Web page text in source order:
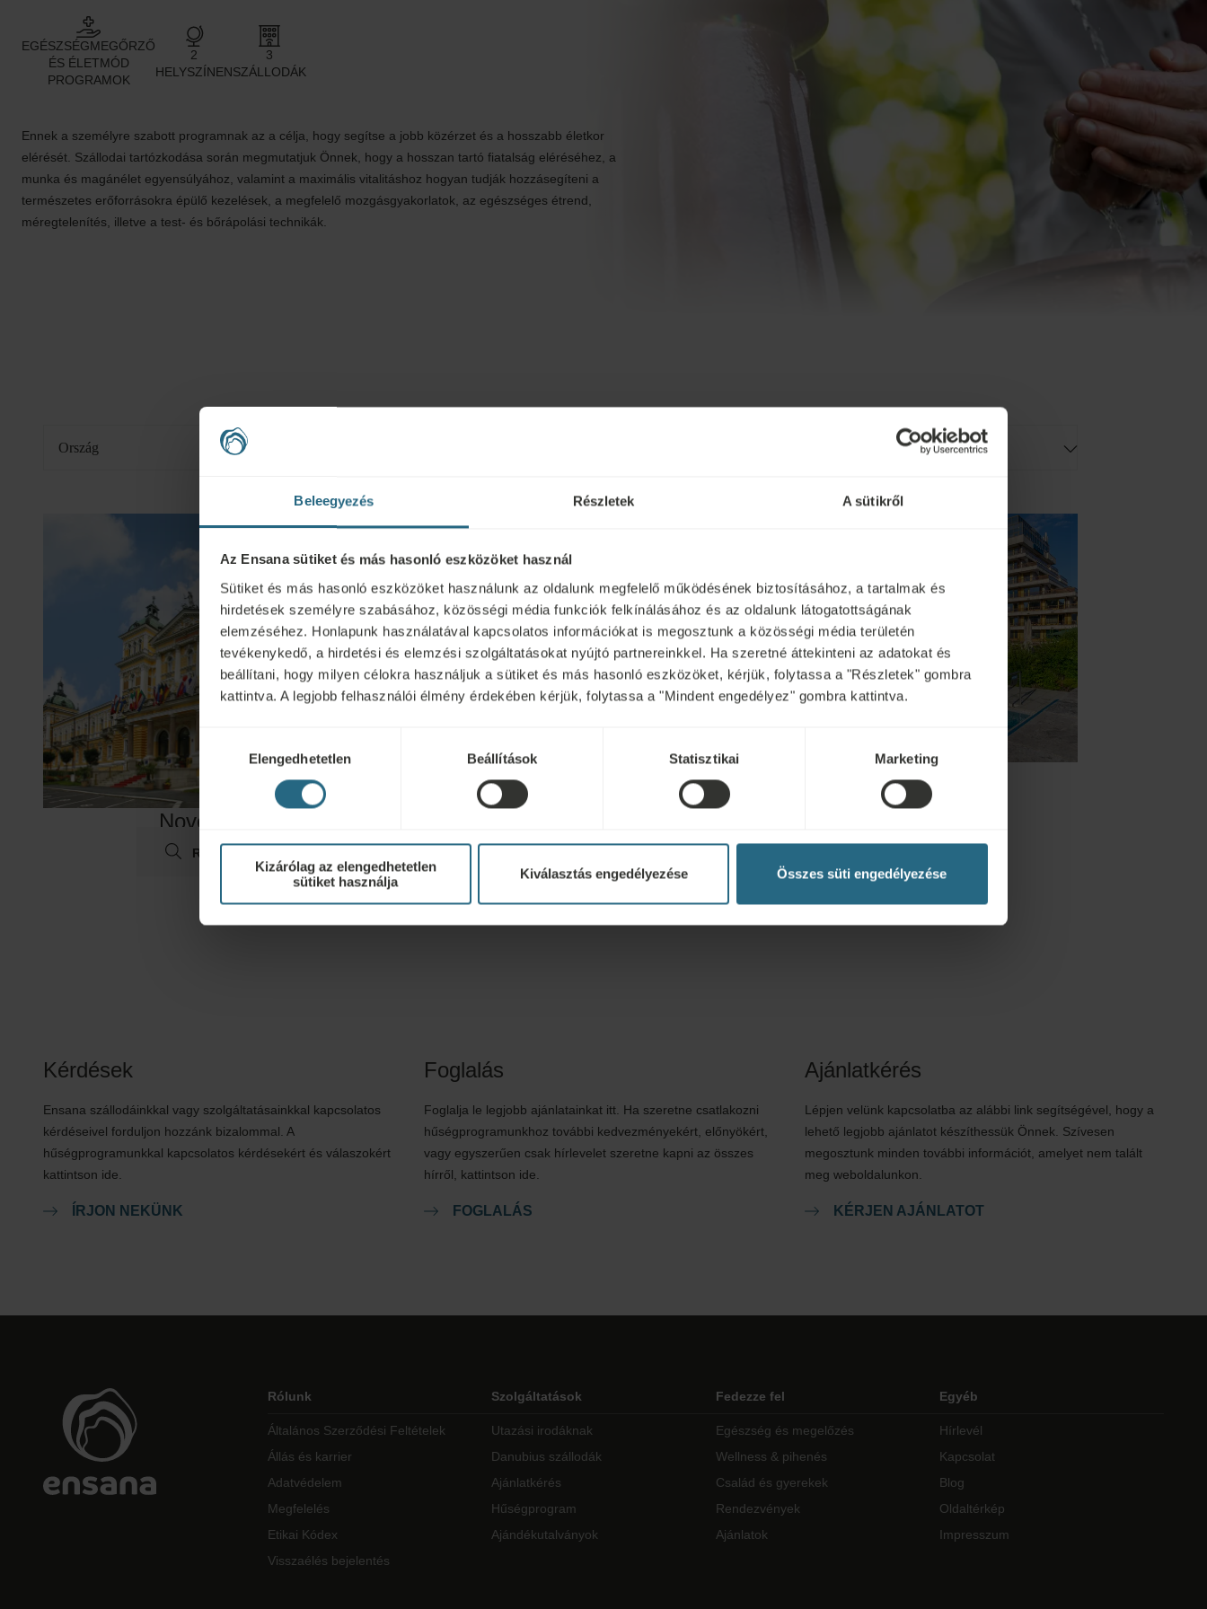
Beleegyezés Részletek A sütikről
Az Ensana sütiket és más hasonló eszközöket használ
Sütiket és más hasonló eszközöket használunk az oldalunk megfelelő működésének biztosításához, a tartalmak és
hirdetések személyre szabásához, közösségi média funkciók felkínálásához és az oldalunk látogatottságának
elemzéséhez. Honlapunk használatával kapcsolatos információkat is megosztunk a közösségi média területén
tevékenykedő, a hirdetési és elemzési szolgáltatásokat nyújtó partnereinkkel. Ha szeretné áttekinteni az adatokat és
beállítani, hogy milyen célokra használjuk a sütiket és más hasonló eszközöket, kérjük, folytassa a "Részletek" gombra
kattintva. A legjobb felhasználói élmény érdekében kérjük, folytassa a "Mindent engedélyez" gombra kattintva.
kiválasztásaElengedhetetlen Beállítások Statisztikai Marketing
Kizárólag az elengedhetetlen
sütiket használja
Kiválasztás engedélyezése Összes süti engedélyezése
EGÉSZSÉGMEGŐRZŐ
ÉS ÉLETMÓD
PROGRAMOK
2
HELYSZÍNEN
3
SZÁLLODÁK
Ennek a személyre szabott programnak az a célja, hogy segítse a jobb közérzet és a hosszabb életkor
elérését. Szállodai tartózkodása során megmutatjuk Önnek, hogy a hosszan tartó fiatalság eléréséhez, a
munka és magánélet egyensúlyához, valamint a maximális vitalitáshoz hogyan tudják hozzásegíteni a
természetes erőforrásokra épülő kezelések, a megfelelő mozgásgyakorlatok, az egészséges étrend,
méregtelenítés, illetve a test- és bőrápolási technikák.
Ország
Nové Lázně
RÉSZLETEK
Grand Margitsziget
Thermal Margitsziget
Kérdések
Ensana szállodáinkkal vagy szolgáltatásainkkal kapcsolatos
kérdéseivel forduljon hozzánk bizalommal. A
hűségprogramunkkal kapcsolatos kérdésekért és válaszokért
kattintson ide.
ÍRJON NEKÜNK
Foglalás
Foglalja le legjobb ajánlatainkat itt. Ha szeretne csatlakozni
hűségprogramunkhoz további kedvezményekért, előnyökért,
vagy egyszerűen csak hírlevelet szeretne kapni az összes
hírről, kattintson ide.
FOGLALÁS
Ajánlatkérés
Lépjen velünk kapcsolatba az alábbi link segítségével, hogy a
lehető legjobb ajánlatot készíthessük Önnek. Szívesen
megosztunk minden további információt, amelyet nem talált
meg weboldalunkon.
KÉRJEN AJÁNLATOT
Rólunk
Általános Szerződési Feltételek
Állás és karrier
Adatvédelem
Megfelelés
Etikai Kódex
Visszaélés bejelentés
Szolgáltatások
Utazási irodáknak
Danubius szállodák
Ajánlatkérés
Hűségprogram
Ajándékutalványok
Fedezze fel
Egészség és megelőzés
Wellness & pihenés
Család és gyerekek
Rendezvények
Ajánlatok
Egyéb
Hírlevél
Kapcsolat
Blog
Oldaltérkép
Impresszum